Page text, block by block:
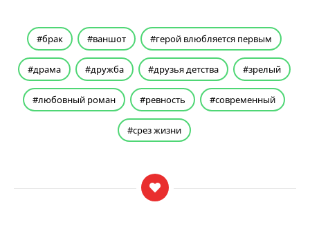
брак ваншот герой влюбляется первым
драма дружба друзья детства зрелый
любовный роман ревность современный
срез жизни